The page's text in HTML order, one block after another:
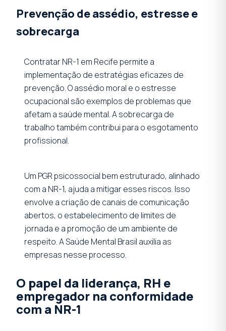
Prevenção de assédio, estresse e
sobrecarga
Contratar NR-1 em Recife permite a
implementação de estratégias eficazes de
prevenção. O assédio moral e o estresse
ocupacional são exemplos de problemas que
afetam a saúde mental. A sobrecarga de
trabalho também contribui para o esgotamento
profissional.
Um PGR psicossocial bem estruturado, alinhado
com a NR-1, ajuda a mitigar esses riscos. Isso
envolve a criação de canais de comunicação
abertos, o estabelecimento de limites de
jornada e a promoção de um ambiente de
respeito. A Saúde Mental Brasil auxilia as
empresas nesse processo.
O papel da liderança, RH e
empregador na conformidade
com a NR-1